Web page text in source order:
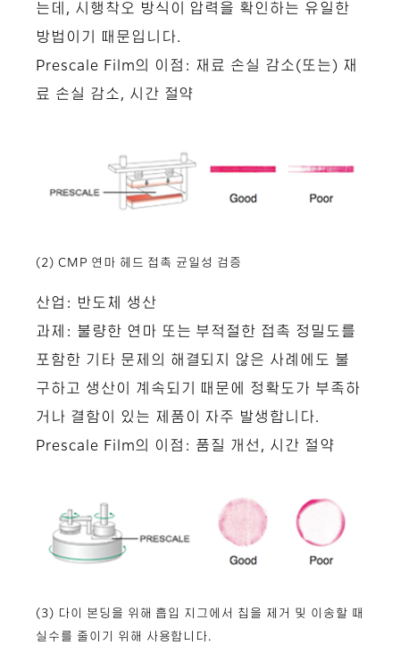
는데, 시행착오 방식이 압력을 확인하는 유일한
방법이기 때문입니다.
Prescale Film의 이점: 재료 손실 감소(또는) 재
료 손실 감소, 시간 절약
(2) CMP 연마 헤드 접촉 균일성 검증
산업: 반도체 생산
과제: 불량한 연마 또는 부적절한 접촉 정밀도를
포함한 기타 문제의 해결되지 않은 사례에도 불
구하고 생산이 계속되기 때문에 정확도가 부족하
거나 결함이 있는 제품이 자주 발생합니다.
Prescale Film의 이점: 품질 개선, 시간 절약
(3) 다이 본딩을 위해 흡입 지그에서 칩을 제거 및 이송할 때
실수를 줄이기 위해 사용합니다.